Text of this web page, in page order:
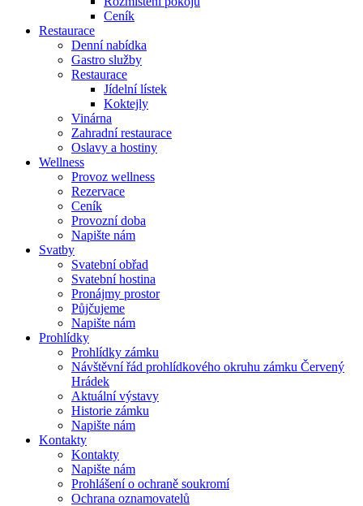
Ceník
Restaurace
Denní nabídka
Gastro služby
Restaurace
Jídelní lístek
Koktejly
Vinárna
Zahradní restaurace
Oslavy a hostiny
Wellness
Provoz wellness
Rezervace
Ceník
Provozní doba
Napište nám
Svatby
Svatební obřad
Svatební hostina
Pronájmy prostor
Půjčujeme
Napište nám
Prohlídky
Prohlídky zámku
Návštěvní řád prohlídkového okruhu zámku Červený
Hrádek
Aktuální výstavy
Historie zámku
Napište nám
Kontakty
Kontakty
Napište nám
Prohlášení o ochraně soukromí
Ochrana oznamovatelů